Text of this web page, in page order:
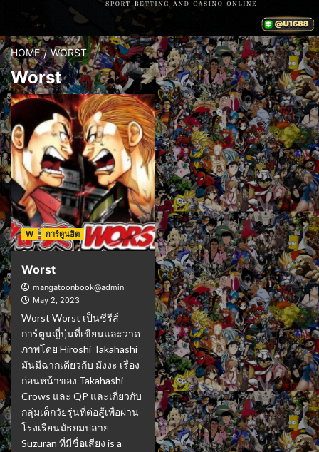
HOME WORST
Worst
W การ์ตูนฮิต
Worst
mangatoonbook@admin
May 2, 2023
Worst Worst เป็นซีรีส์
การ์ตูนญี่ปุ่นที่เขียนและวาด
ภาพโดย Hiroshi Takahashi
มันมีฉากเดียวกับ มังงะ เรื่อง
ก่อนหน้าของ Takahashi
Crows และ QP และเกี่ยวกับ
กลุ่มเด็กวัยรุ่นที่ต่อสู้เพื่อผ่าน
โรงเรียนมัธยมปลาย
Suzuran ที่มีชื่อเสียง is a